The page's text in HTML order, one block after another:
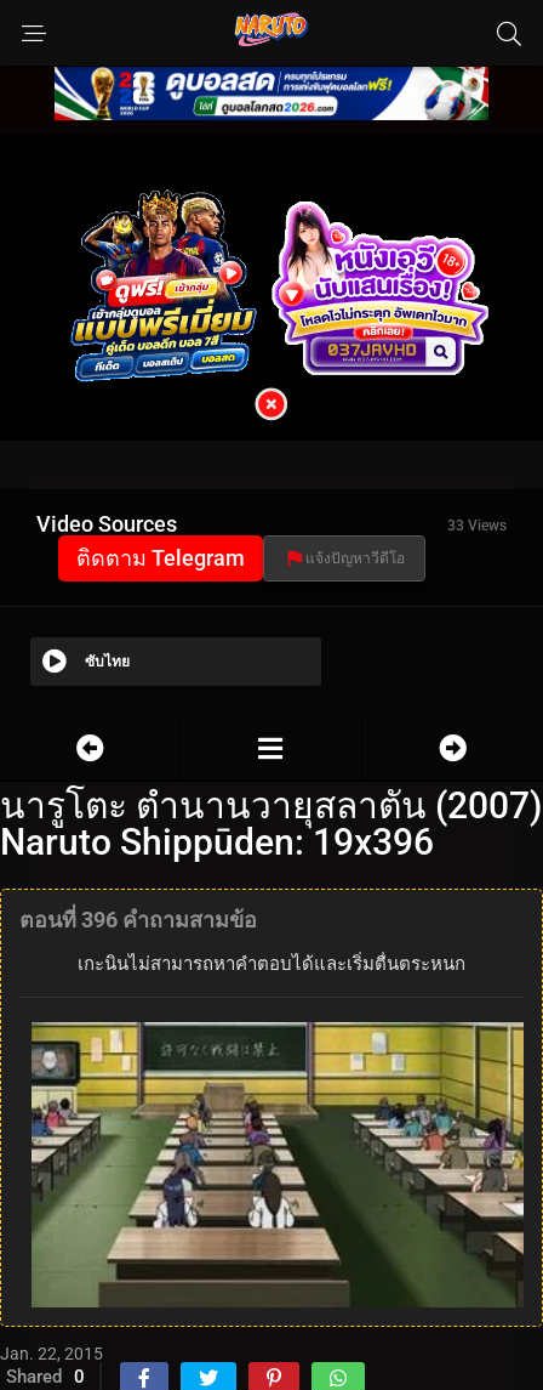
Video Sources 33 Views
ติดตาม Telegram แจ้งปัญหาวีดีโอ
ซับไทย
นารูโตะ ตำนานวายุสลาตัน (2007)
Naruto Shippūden: 19x396
ตอนที่ 396 คำถามสามข้อ
เกะนินไม่สามารถหาคำตอบได้และเริ่มตื่นตระหนก
Jan. 22, 2015
Shared 0